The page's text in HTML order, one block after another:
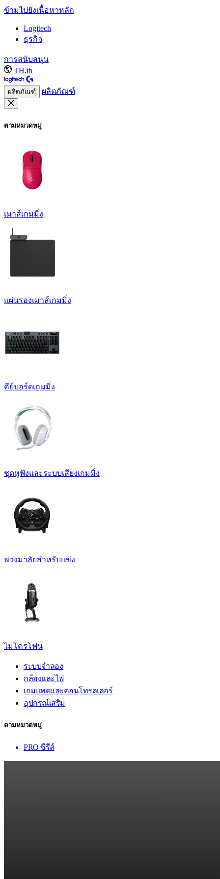
ข้ามไปยังเนื้อหาหลัก
Logitech
ธุรกิจ
การสนับสนุน
TH,th
ผลิตภัณฑ์ ผลิตภัณฑ์
ตามหมวดหมู่
เมาส์เกมมิ่ง
แผ่นรองเมาส์เกมมิ่ง
คีย์บอร์ดเกมมิ่ง
ชุดหูฟังและระบบเสียงเกมมิ่ง
พวงมาลัยสำหรับแข่ง
ไมโครโฟน
ระบบจำลอง
กล้องและไฟ
เกมแพดและคอนโทรลเลอร์
อุปกรณ์เสริม
ตามหมวดหมู่
PRO ซีรีส์